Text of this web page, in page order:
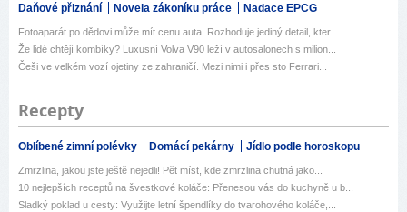
Daňové přiznání Novela zákoníku práce Nadace EPCG
Fotoaparát po dědovi může mít cenu auta. Rozhoduje jediný detail, kter...
Že lidé chtějí kombíky? Luxusní Volva V90 leží v autosalonech s milion...
Češi ve velkém vozí ojetiny ze zahraničí. Mezi nimi i přes sto Ferrari...
Recepty
Oblíbené zimní polévky Domácí pekárny Jídlo podle horoskopu
Zmrzlina, jakou jste ještě nejedli! Pět míst, kde zmrzlina chutná jako...
10 nejlepších receptů na švestkové koláče: Přenesou vás do kuchyně u b...
Sladký poklad u cesty: Využijte letní špendlíky do tvarohového koláče,...